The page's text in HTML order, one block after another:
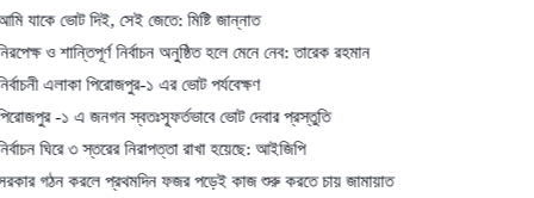
দিই, সেই জেতে: মিষ্টি জান্নাত
নির্বাচন অনুষ্ঠিত হলে মেনে নেব: তারেক রহমান
পিরোজপুর-১ এর ভোট পর্যবেক্ষণ
এ জনগন স্বতঃস্ফূর্তভাবে ভোট দেবার প্রস্তুতি
৩ স্তরের নিরাপত্তা রাখা হয়েছে: আইজিপি
করলে প্রথমদিন ফজর পড়েই কাজ শুরু করতে চায় জামায়াত